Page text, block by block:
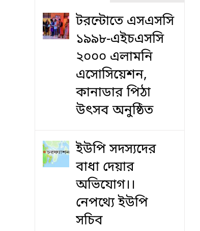
টরন্টোতে এসএসসি
১৯৯৮-এইচএসসি
২০০০ এলামনি
এসোসিয়েশন,
কানাডার পিঠা
উৎসব অনুষ্ঠিত
ইউপি সদস্যদের
বাধা দেয়ার
অভিযোগ।।
নেপথ্যে ইউপি
সচিব